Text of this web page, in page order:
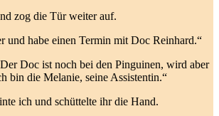
zog die Tür weiter auf.
und habe einen Termin mit Doc Reinhard.“
Doc ist noch bei den Pinguinen, wird aber
bin die Melanie, seine Assistentin.“
ich und schüttelte ihr die Hand.